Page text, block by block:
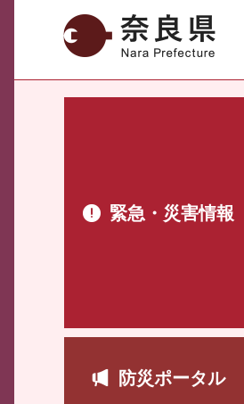
奈良県
緊急・災害情報
防災ポータル